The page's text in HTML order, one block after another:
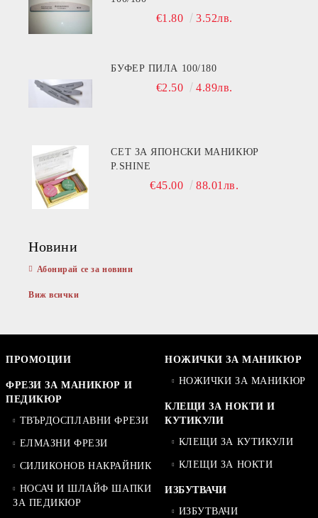
€1.80 3.52лв.
БУФЕР ПИЛА 100/180
€2.50 4.89лв.
СЕТ ЗА ЯПОНСКИ МАНИКЮР
P.SHINE
€45.00 88.01лв.
Новини
Абонирай се за новини
Виж всички
ПРОМОЦИИ
ФРЕЗИ ЗА МАНИКЮР И
ПЕДИКЮР
ТВЪРДОСПЛАВНИ ФРЕЗИ
ЕЛМАЗНИ ФРЕЗИ
СИЛИКОНОВ НАКРАЙНИК
НОСАЧ И ШЛАЙФ ШАПКИ
ЗА ПЕДИКЮР
НОЖИЧКИ ЗА МАНИКЮР
НОЖИЧКИ ЗА МАНИКЮР
КЛЕЩИ ЗА НОКТИ И
КУТИКУЛИ
КЛЕЩИ ЗА КУТИКУЛИ
КЛЕЩИ ЗА НОКТИ
ИЗБУТВАЧИ
ИЗБУТВАЧИ